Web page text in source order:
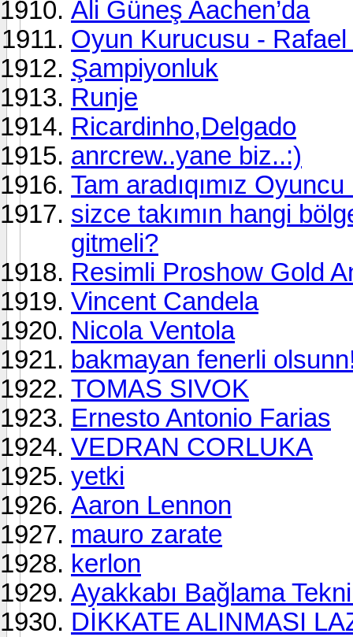
Ali Güneş Aachen’da
Oyun Kurucusu - Rafael
Şampiyonluk
Runje
Ricardinho,Delgado
anrcrew..yane biz..:)
Tam aradıqımız
sizce takımın hangi
gitmeli?
Resimli Proshow Gold
Vincent Candela
Nicola Ventola
bakmayan fenerli
TOMAS SIVOK
Ernesto Antonio Farias
VEDRAN CORLUKA
yetki
Aaron Lennon
mauro zarate
kerlon
Ayakkabı Bağlama
DİKKATE ALINMASI